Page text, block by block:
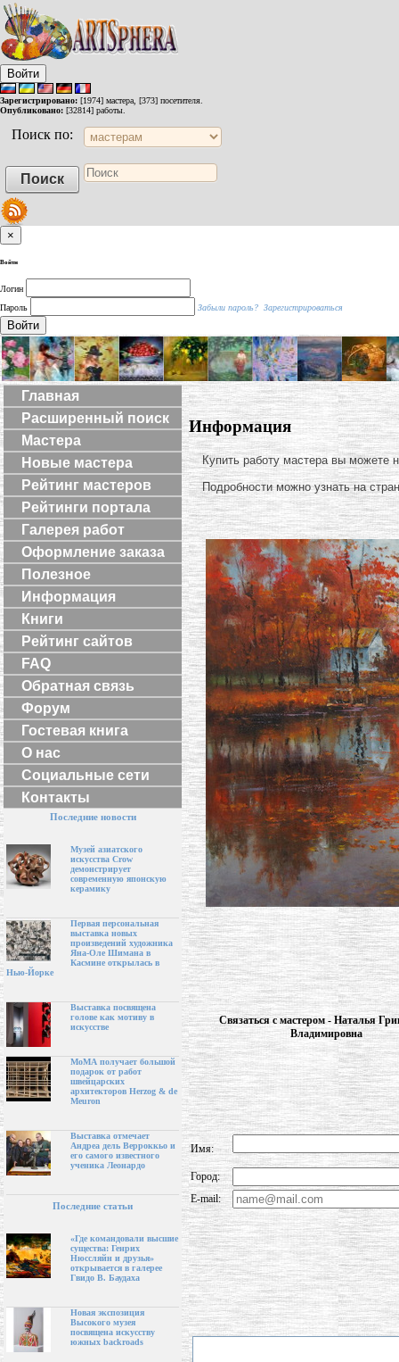
Войти
Зарегистрировано: [1974] мастера, [373] посетителя.
Опубликовано: [32814] работы.
Поиск по:
×
Войти
Логин
Пароль
Забыли пароль? Зарегистрироваться
Войти
Главная
Расширенный поиск
Мастера
Новые мастера
Рейтинг мастеров
Рейтинги портала
Галерея работ
Оформление заказа
Полезное
Информация
Книги
Рейтинг сайтов
FAQ
Обратная связь
Форум
Гостевая книга
О нас
Социальные сети
Контакты
Последние новости
Музей азиатского
искусства Crow
демонстрирует
современную японскую
керамику
Первая персональная
выставка новых
произведений художника
Яна-Оле Шимана в
Касмине открылась в
Нью-Йорке
Выставка посвящена
голове как мотиву в
искусстве
МоМА получает большой
подарок от работ
швейцарских
архитекторов Herzog & de
Meuron
Выставка отмечает
Андреа дель Верроккьо и
его самого известного
ученика Леонардо
Последние статьи
«Где командовали высшие
существа: Генрих
Нюссляйн и друзья»
открывается в галерее
Гвидо В. Баудаха
Новая экспозиция
Высокого музея
посвящена искусству
южных backroads
Информация
Купить работу мастера вы можете
Подробности можно узнать на
Связаться с мастером - Наталья
Владимировна
Имя:
Город:
E-mail: